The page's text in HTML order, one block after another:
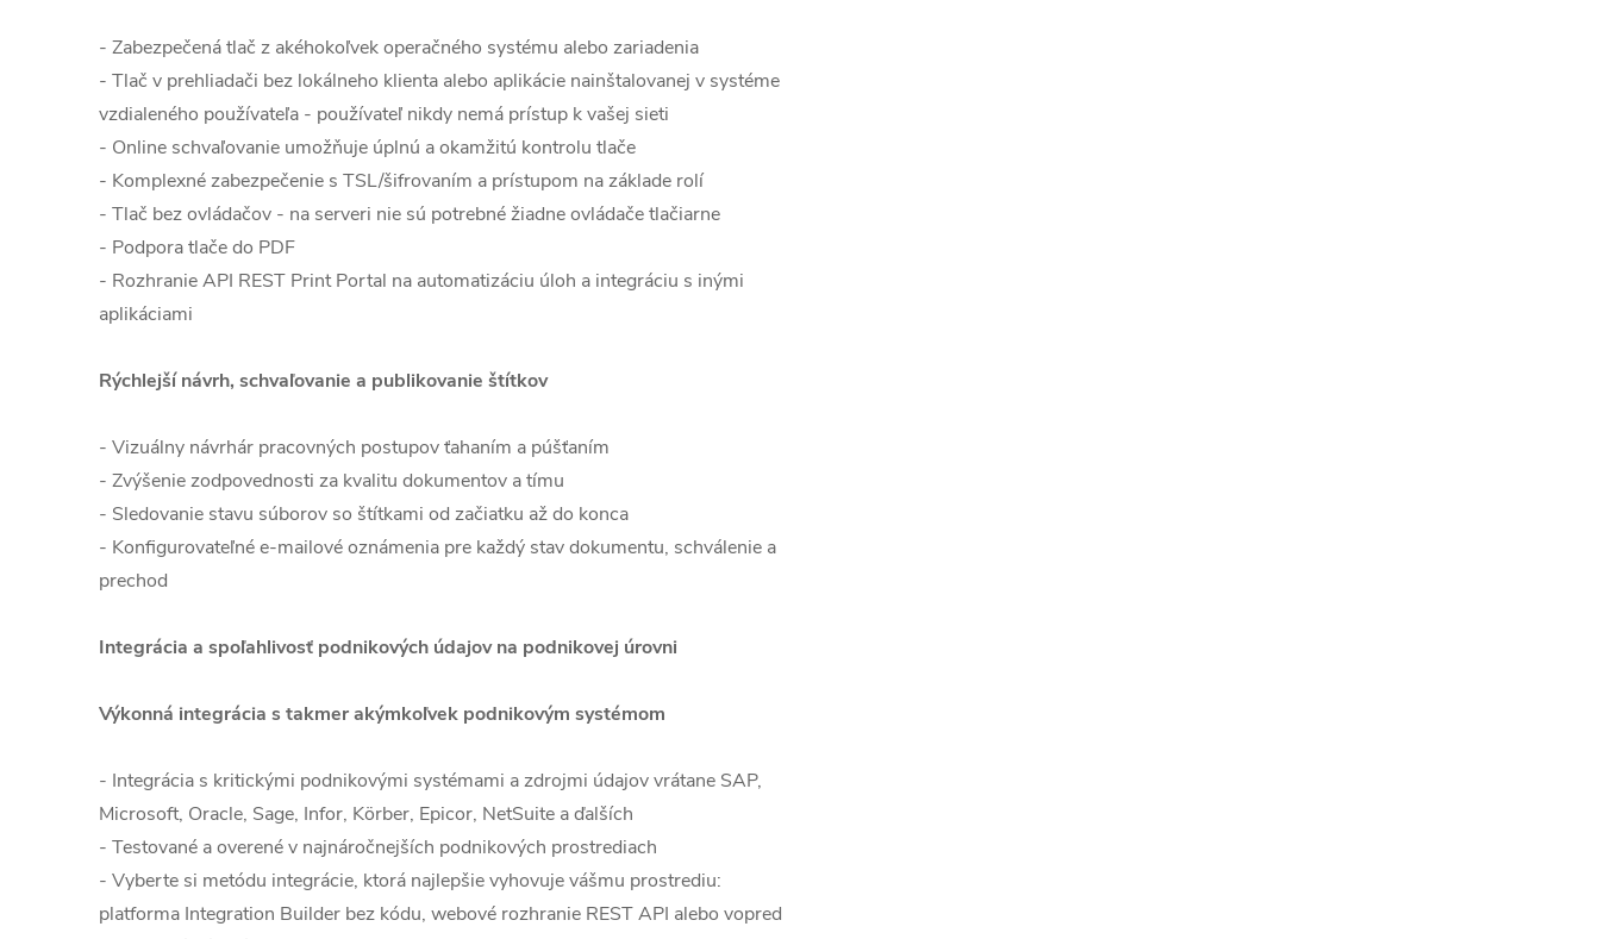
- Zabezpečená tlač z akéhokoľvek operačného systému alebo zariadenia
- Tlač v prehliadači bez lokálneho klienta alebo aplikácie nainštalovanej v systéme
vzdialeného používateľa - používateľ nikdy nemá prístup k vašej sieti
- Online schvaľovanie umožňuje úplnú a okamžitú kontrolu tlače
- Komplexné zabezpečenie s TSL/šifrovaním a prístupom na základe rolí
- Tlač bez ovládačov - na serveri nie sú potrebné žiadne ovládače tlačiarne
- Podpora tlače do PDF
- Rozhranie API REST Print Portal na automatizáciu úloh a integráciu s inými
aplikáciami
Rýchlejší návrh, schvaľovanie a publikovanie štítkov
- Vizuálny návrhár pracovných postupov ťahaním a púšťaním
- Zvýšenie zodpovednosti za kvalitu dokumentov a tímu
- Sledovanie stavu súborov so štítkami od začiatku až do konca
- Konfigurovateľné e-mailové oznámenia pre každý stav dokumentu, schválenie a
prechod
Integrácia a spoľahlivosť podnikových údajov na podnikovej úrovni
Výkonná integrácia s takmer akýmkoľvek podnikovým systémom
- Integrácia s kritickými podnikovými systémami a zdrojmi údajov vrátane SAP,
Microsoft, Oracle, Sage, Infor, Körber, Epicor, NetSuite a ďalších
- Testované a overené v najnáročnejších podnikových prostrediach
- Vyberte si metódu integrácie, ktorá najlepšie vyhovuje vášmu prostrediu:
platforma Integration Builder bez kódu, webové rozhranie REST API alebo vopred